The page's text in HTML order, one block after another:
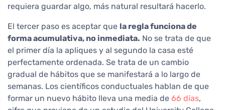
requiera guardar algo, más natural resultará hacerlo.
El tercer paso es aceptar que la regla funciona de
forma acumulativa, no inmediata. No se trata de que
el primer día la apliques y al segundo la casa esté
perfectamente ordenada. Se trata de un cambio
gradual de hábitos que se manifestará a lo largo de
semanas. Los científicos conductuales hablan de que
formar un nuevo hábito lleva una media de 66 días,